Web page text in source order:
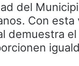
del
Con esta
demuestra el